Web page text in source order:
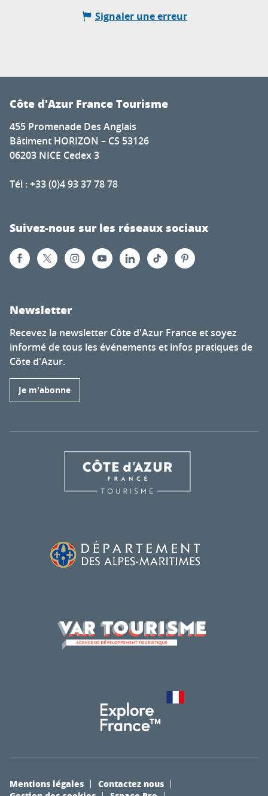
Signaler une erreur
Côte d'Azur France Tourisme
455 Promenade Des Anglais
Bâtiment HORIZON – CS 53126
06203 NICE Cedex 3
Tél : +33 (0)4 93 37 78 78
Suivez-nous sur les réseaux sociaux
Newsletter
Recevez la newsletter Côte d'Azur France et soyez
informé de tous les événements et infos pratiques de
Côte d'Azur.
Je m'abonne
Mentions légales
Contactez nous